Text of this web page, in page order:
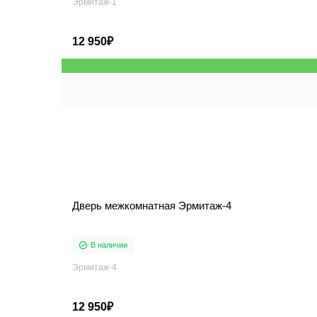
Эрмитаж-1
12 950₽
Дверь межкомнатная Эрмитаж-4
В наличии
Эрмитаж-4
12 950₽